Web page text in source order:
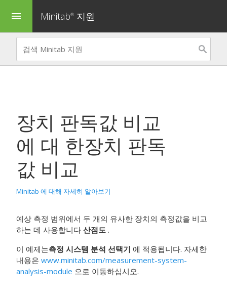
menu Minitab® 지원
장치 판독값 비교
에 대 한장치 판독
값 비교
Minitab 에 대해 자세히 알아보기
예상 측정 범위에서 두 개의 유사한 장치의 측정값을 비교
하는 데 사용합니다 산점도 .
이 예제는측정 시스템 분석 선택기 에 적용됩니다. 자세한
내용은 www.minitab.com/measurement-system-
analysis-module 으로 이동하십시오.